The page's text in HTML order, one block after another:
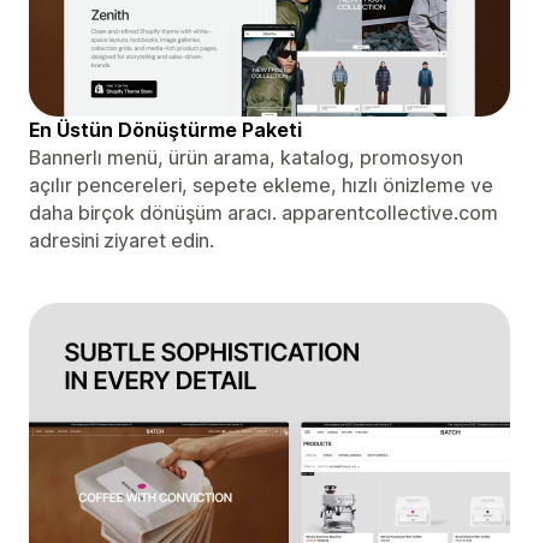
En Üstün Dönüştürme Paketi
Bannerlı menü, ürün arama, katalog, promosyon
açılır pencereleri, sepete ekleme, hızlı önizleme ve
daha birçok dönüşüm aracı. apparentcollective.com
adresini ziyaret edin.